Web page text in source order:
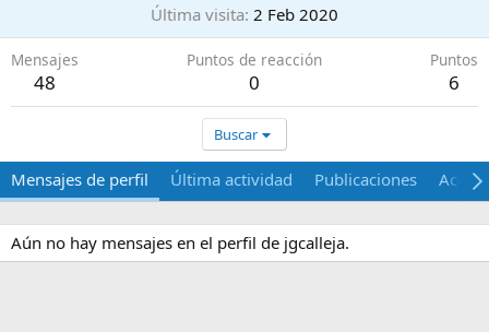
Última visita 2 Feb 2020
Mensajes
48
Puntos de reacción
0
Puntos
6
Buscar
Mensajes de perfil Última actividad Publicaciones Acerca
Aún no hay mensajes en el perfil de jgcalleja.